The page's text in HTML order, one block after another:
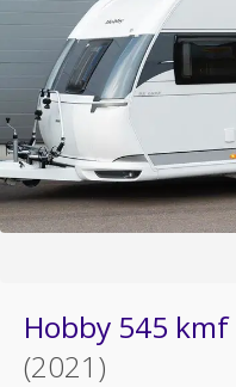
Hobby 545 kmf
(2021)